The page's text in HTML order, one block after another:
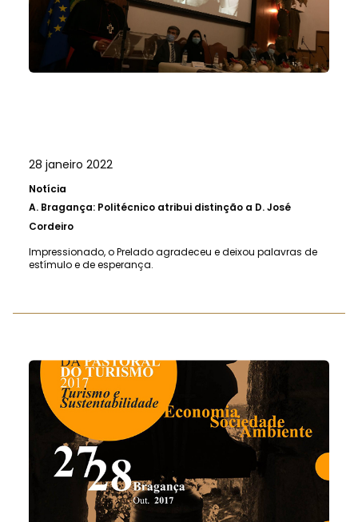
28 janeiro 2022
Notícia
A. Bragança: Politécnico atribui distinção a D. José
Cordeiro
Impressionado, o Prelado agradeceu e deixou palavras de
estímulo e de esperança.